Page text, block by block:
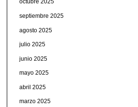
octubre 2025
septiembre 2025
agosto 2025
julio 2025
junio 2025
mayo 2025
abril 2025
marzo 2025